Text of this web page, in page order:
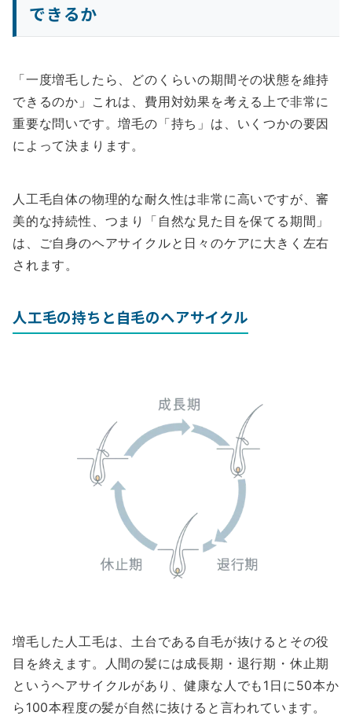
できるか
「一度増毛したら、どのくらいの期間その状態を維持
できるのか」これは、費用対効果を考える上で非常に
重要な問いです。増毛の「持ち」は、いくつかの要因
によって決まります。
人工毛自体の物理的な耐久性は非常に高いですが、審
美的な持続性、つまり「自然な見た目を保てる期間」
は、ご自身のヘアサイクルと日々のケアに大きく左右
されます。
人工毛の持ちと自毛のヘアサイクル
増毛した人工毛は、土台である自毛が抜けるとその役
目を終えます。人間の髪には成長期・退行期・休止期
というヘアサイクルがあり、健康な人でも1日に50本か
ら100本程度の髪が自然に抜けると言われています。